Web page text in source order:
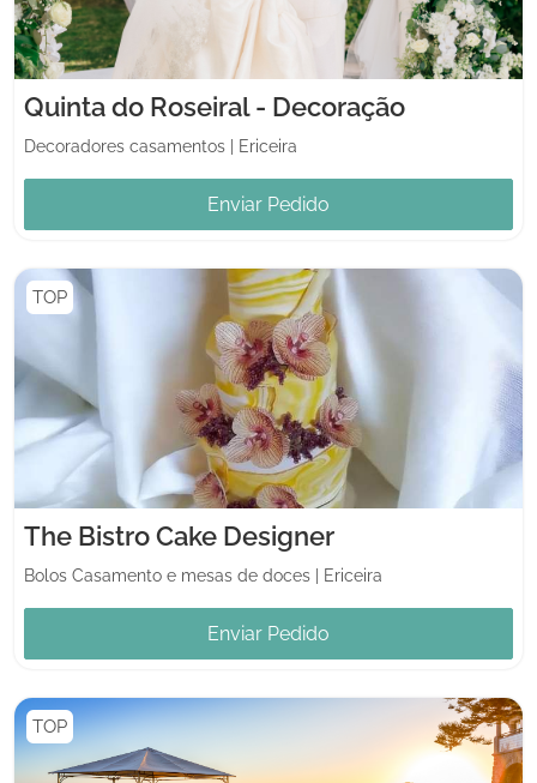
Quinta do Roseiral - Decoração
Decoradores casamentos Ericeira
Enviar Pedido
TOP
The Bistro Cake Designer
Bolos Casamento e mesas de doces Ericeira
Enviar Pedido
TOP